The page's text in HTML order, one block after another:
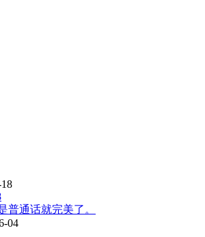
普通话就完美了。
04